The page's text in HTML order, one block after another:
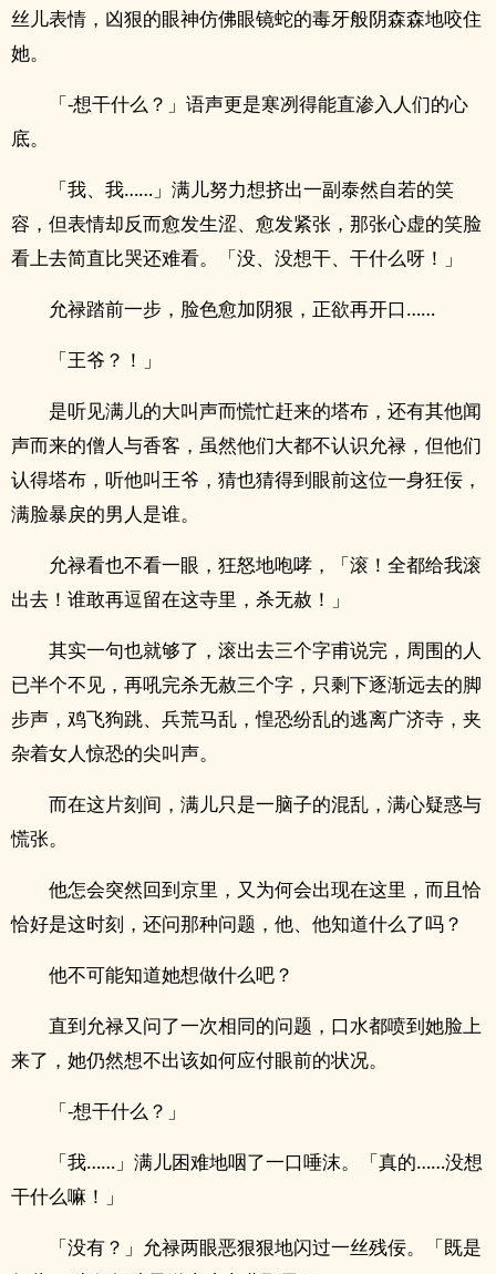
丝儿表情，凶狠的眼神仿佛眼镜蛇的毒牙般阴森森地咬住
她。
「-想干什么？」语声更是寒冽得能直渗入人们的心
底。
「我、我……」满儿努力想挤出一副泰然自若的笑
容，但表情却反而愈发生涩、愈发紧张，那张心虚的笑脸
看上去简直比哭还难看。「没、没想干、干什么呀！」
允禄踏前一步，脸色愈加阴狠，正欲再开口……
「王爷？！」
是听见满儿的大叫声而慌忙赶来的塔布，还有其他闻
声而来的僧人与香客，虽然他们大都不认识允禄，但他们
认得塔布，听他叫王爷，猜也猜得到眼前这位一身狂佞，
满脸暴戾的男人是谁。
允禄看也不看一眼，狂怒地咆哮，「滚！全都给我滚
出去！谁敢再逗留在这寺里，杀无赦！」
其实一句也就够了，滚出去三个字甫说完，周围的人
已半个不见，再吼完杀无赦三个字，只剩下逐渐远去的脚
步声，鸡飞狗跳、兵荒马乱，惶恐纷乱的逃离广济寺，夹
杂着女人惊恐的尖叫声。
而在这片刻间，满儿只是一脑子的混乱，满心疑惑与
慌张。
他怎会突然回到京里，又为何会出现在这里，而且恰
恰好是这时刻，还问那种问题，他、他知道什么了吗？
他不可能知道她想做什么吧？
直到允禄又问了一次相同的问题，口水都喷到她脸上
来了，她仍然想不出该如何应付眼前的状况。
「-想干什么？」
「我……」满儿困难地咽了一口唾沫。「真的……没想
干什么嘛！」
「没有？」允禄两眼恶狠狠地闪过一丝残佞。「既是